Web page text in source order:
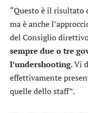
“Questo è il risultato
ma è anche
del Consiglio
sempre due o tre
l’undershooting. Vi
effettivamente
quelle dello staff”.